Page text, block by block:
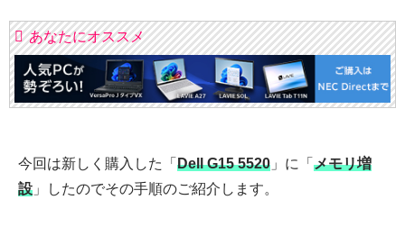
あなたにオススメ
今回は新しく購入した「 Dell G15 5520 」に「 メモリ増
設 」したのでその手順のご紹介します。